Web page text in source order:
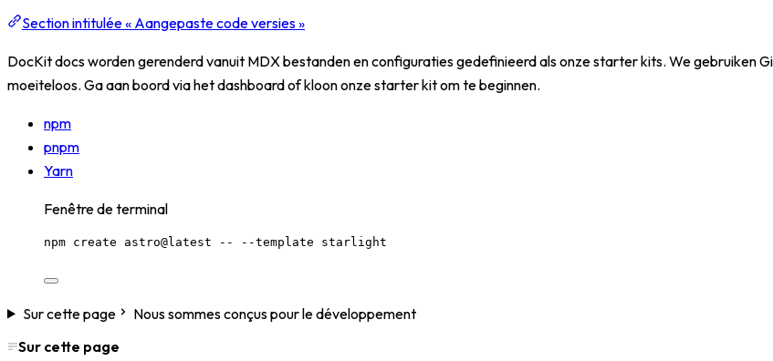
Section intitulée « Aangepaste code versies »
DocKit docs worden gerenderd vanuit MDX bestanden en configuraties gedefinieerd als onze starter kits. We gebruiken
moeiteloos. Ga aan boord via het dashboard of kloon onze starter kit om te beginnen.
npm
pnpm
Yarn
Fenêtre de terminal
npm create astro@latest -- --template starlight
Sur cette page
Nous sommes conçus pour le développement
Sur cette page